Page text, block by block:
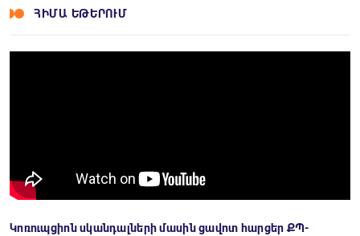
ՀԻՄԱ ԵԹԵՐՈՒՄ
Կոռուպցիոն սկանդալների մասին ցավոտ հարցեր ՔՊ-